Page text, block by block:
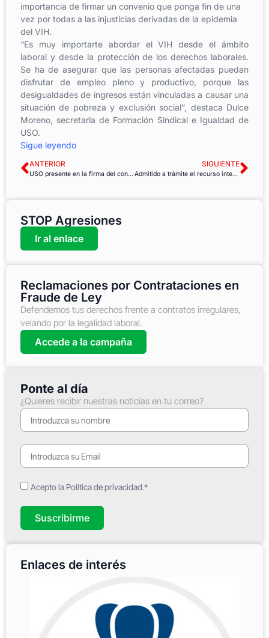
importancia de firmar un convenio que ponga fin de una
vez por todas a las injusticias derivadas de la epidemia
del VIH.
“Es muy importarte abordar el VIH desde el ámbito
laboral y desde la protección de los derechos laborales.
Se ha de asegurar que las personas afectadas puedan
disfrutar de empleo pleno y productivo, porque las
desigualdades de ingresos están vinculadas a causar una
situación de pobreza y exclusión social”, destaca Dulce
Moreno, secretaria de Formación Sindical e Igualdad de
USO.
Sigue leyendo
ANTERIOR
USO presente en la firma del convenio del Pacto Social por la no discriminación y la igualdad de trato asociada al VIH
SIGUIENTE
Admitido a trámite el recurso interpuesto por USO-CAIB contra el no incremento del 2%
STOP Agresiones
Ir al enlace
Reclamaciones por Contrataciones en
Fraude de Ley
Defendemos tus derechos frente a contratos irregulares,
velando por la legalidad laboral.
Accede a la campaña
Ponte al día
¿Quieres recibir nuestras noticias en tu correo?
Acepto la Política de privacidad.*
Suscribirme
Enlaces de interés